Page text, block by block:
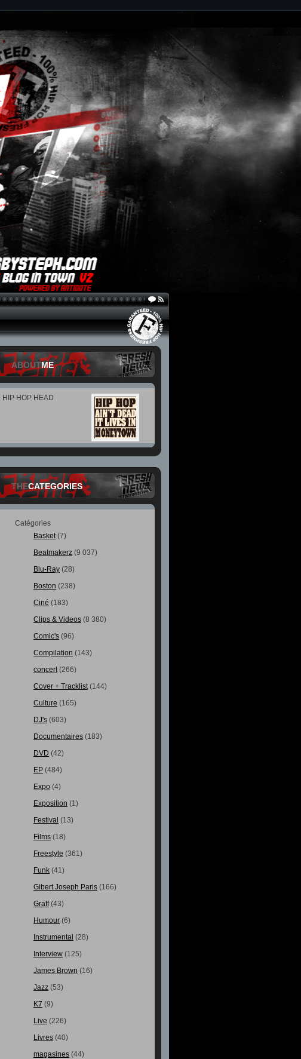
ABOUTME
HIP HOP HEAD
THECATEGORIES
Catégories
Basket(7)
Beatmakerz (9 037)
Blu-Ray (28)
Boston (238)
Ciné (183)
Clips & Videos (8 380)
Comic's (96)
Compilation (143)
concert(266)
Cover + Tracklist(144)
Culture (165)
DJ's (603)
Documentaires (183)
DVD (42)
EP (484)
Expo (4)
Exposition (1)
Festival (13)
Films (18)
Freestyle (361)
Funk (41)
Gibert Joseph Paris (166)
Graff(43)
Humour (6)
Instrumental (28)
Interview (125)
James Brown (16)
Jazz (53)
K7 (9)
Live (226)
Livres (40)
magasines (44)